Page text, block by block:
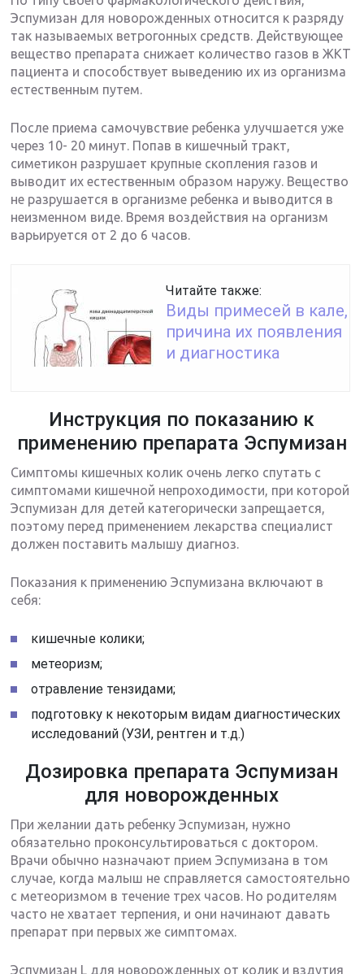
Эспумизан для новорожденных относится к разряду
так называемых ветрогонных средств. Действующее
вещество препарата снижает количество газов в ЖКТ
пациента и способствует выведению их из организма
естественным путем.
После приема самочувствие ребенка улучшается уже
через 10- 20 минут. Попав в кишечный тракт,
симетикон разрушает крупные скопления газов и
выводит их естественным образом наружу. Вещество
не разрушается в организме ребенка и выводится в
неизменном виде. Время воздействия на организм
варьируется от 2 до 6 часов.
Читайте также:
Виды примесей в кале,
причина их появления
и диагностика
Инструкция по показанию к
применению препарата Эспумизан
Симптомы кишечных колик очень легко спутать с
симптомами кишечной непроходимости, при которой
Эспумизан для детей категорически запрещается,
поэтому перед применением лекарства специалист
должен поставить малышу диагноз.
Показания к применению Эспумизана включают в
себя:
кишечные колики;
метеоризм;
отравление тензидами;
подготовку к некоторым видам диагностических
исследований (УЗИ, рентген и т.д.)
Дозировка препарата Эспумизан
для новорожденных
При желании дать ребенку Эспумизан, нужно
обязательно проконсультироваться с доктором.
Врачи обычно назначают прием Эспумизана в том
случае, когда малыш не справляется самостоятельно
с метеоризмом в течение трех часов. Но родителям
часто не хватает терпения, и они начинают давать
препарат при первых же симптомах.
Эспумизан L для новорожденных от колик и вздутия